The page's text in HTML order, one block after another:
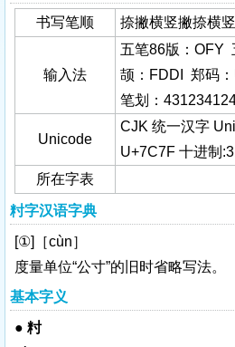
书写笔顺 捺撇横竖撇捺横
输入法
五笔86版：OFY
颉：FDDI 郑码
笔划：
Unicode
CJK 统一汉字
U+7C7F 十进制
所在字表
籿字汉语字典
[①]［cùn］
度量单位“公寸”的旧时省略写法。
基本字义
● 籿